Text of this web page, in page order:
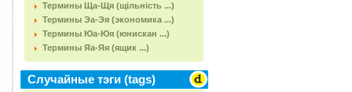
Термины Ща-Щя (щільність ...)
Термины Эа-Эя (экономика ...)
Термины Юа-Юя (юнискан ...)
Термины Яа-Яя (ящик ...)
Случайные тэги (tags)